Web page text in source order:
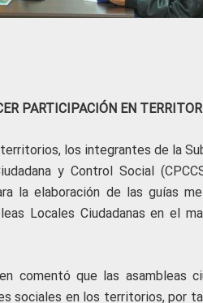
PARTICIPACIÓN EN
los integrantes de la
y Control Social
la elaboración de las guías
Locales Ciudadanas en el
comentó que las asambleas
sociales en los territorios, por